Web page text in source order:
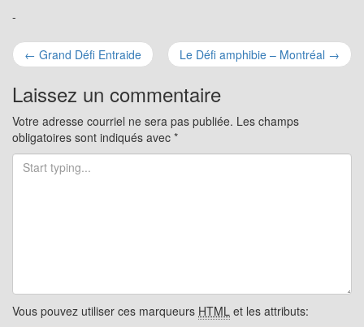
-
Navigation
pour
les
articles
← Grand Défi Entraide Le Défi amphibie – Montréal →
Laissez un commentaire
Votre adresse courriel ne sera pas publiée. Les champs
obligatoires sont indiqués avec *
Vous pouvez utiliser ces marqueurs HTML et les attributs: